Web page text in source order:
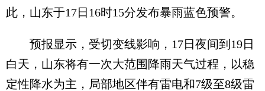
此，山东于17日16时15分发布暴雨蓝色预警。
预报显示，受切变线影响，17日夜间到19日
白天，山东将有一次大范围降雨天气过程，以稳
定性降水为主，局部地区伴有雷电和7级至8级雷